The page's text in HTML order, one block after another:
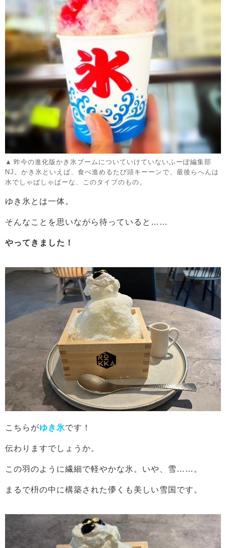
昨今の進化版かき氷ブームについていけていないふーぽ編集部
NJ。かき氷といえば、食べ進めるたび頭キーーンで、最後らへんは
水でしゃばしゃばーな、このタイプのもの。
ゆき氷とは一体。
そんなことを思いながら待っていると……
やってきました！
こちらがゆき氷です！
伝わりますでしょうか。
この羽のように繊細で軽やかな氷。いや、雪……。
まるで枡の中に構築された儚くも美しい雪国です。